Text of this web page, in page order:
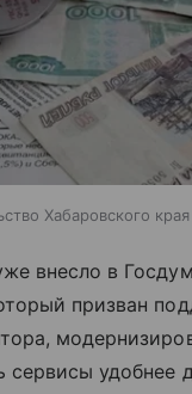
Хабаровского края
внесло в
призван
сервисы удобнее